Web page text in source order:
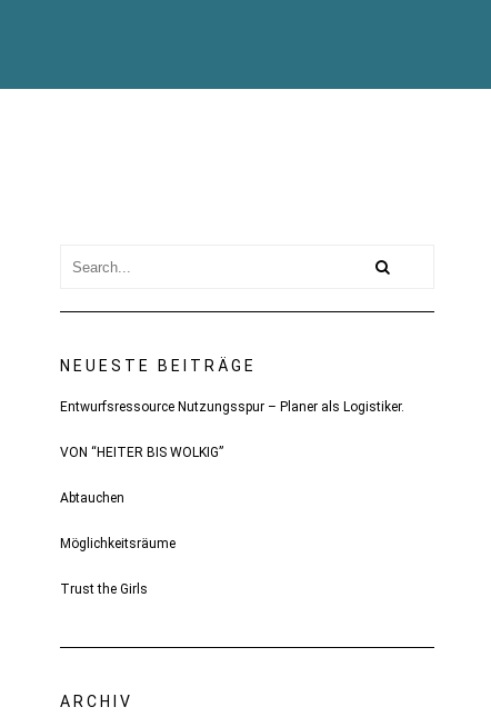
NEUESTE BEITRÄGE
Entwurfsressource Nutzungsspur – Planer als Logistiker.
VON “HEITER BIS WOLKIG”
Abtauchen
Möglichkeitsräume
Trust the Girls
ARCHIV